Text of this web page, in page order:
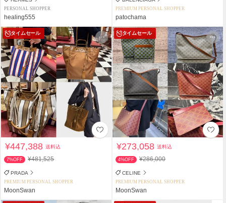
PERSONAL SHOPPER
healing555
PREMIUM PERSONAL SHOPPER
patochama
タイムセール
¥447,388送料込
7%OFF ¥481,525
PRADA
PREMIUM PERSONAL SHOPPER
MoonSwan
タイムセール
¥273,058送料込
4%OFF ¥286,000
CELINE
PREMIUM PERSONAL SHOPPER
MoonSwan